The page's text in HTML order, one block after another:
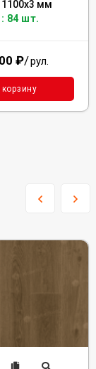
мм
84 шт.
₽/рул.
корзину